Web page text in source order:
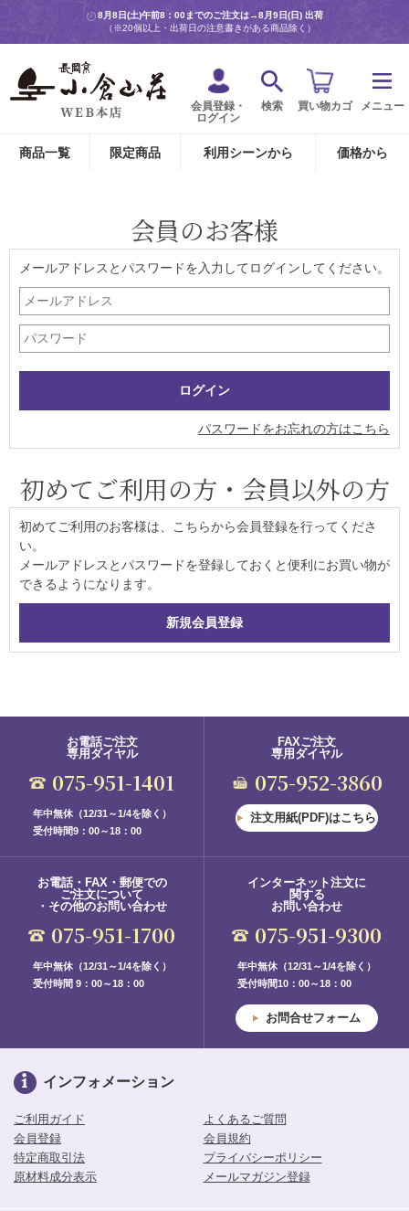
8月8日(土)午前8：00までのご注文は→8月9日(日) 出荷
（※20個以上・出荷日の注意書きがある商品除く）
会員登録・
ログイン
検索 買い物カゴ メニュー
商品一覧 限定商品 利用シーンから 価格から
会員のお客様
メールアドレスとパスワードを入力してログインしてください。
パスワードをお忘れの方はこちら
初めてご利用の方・会員以外の方
初めてご利用のお客様は、こちらから会員登録を行ってくださ
い。
メールアドレスとパスワードを登録しておくと便利にお買い物が
できるようになります。
お電話ご注文
専用ダイヤル
075-951-1401
年中無休（12/31～1/4を除く）
受付時間9：00～18：00
FAXご注文
専用ダイヤル
075-952-3860
注文用紙(PDF)はこちら
お電話・FAX・郵便での
ご注文について
・その他のお問い合わせ
075-951-1700
年中無休（12/31～1/4を除く）
受付時間 9：00～18：00
インターネット注文に
関する
お問い合わせ
075-951-9300
年中無休（12/31～1/4を除く）
受付時間10：00～18：00
お問合せフォーム
インフォメーション
ご利用ガイド
よくあるご質問
会員登録
会員規約
特定商取引法
プライバシーポリシー
原材料成分表示
メールマガジン登録